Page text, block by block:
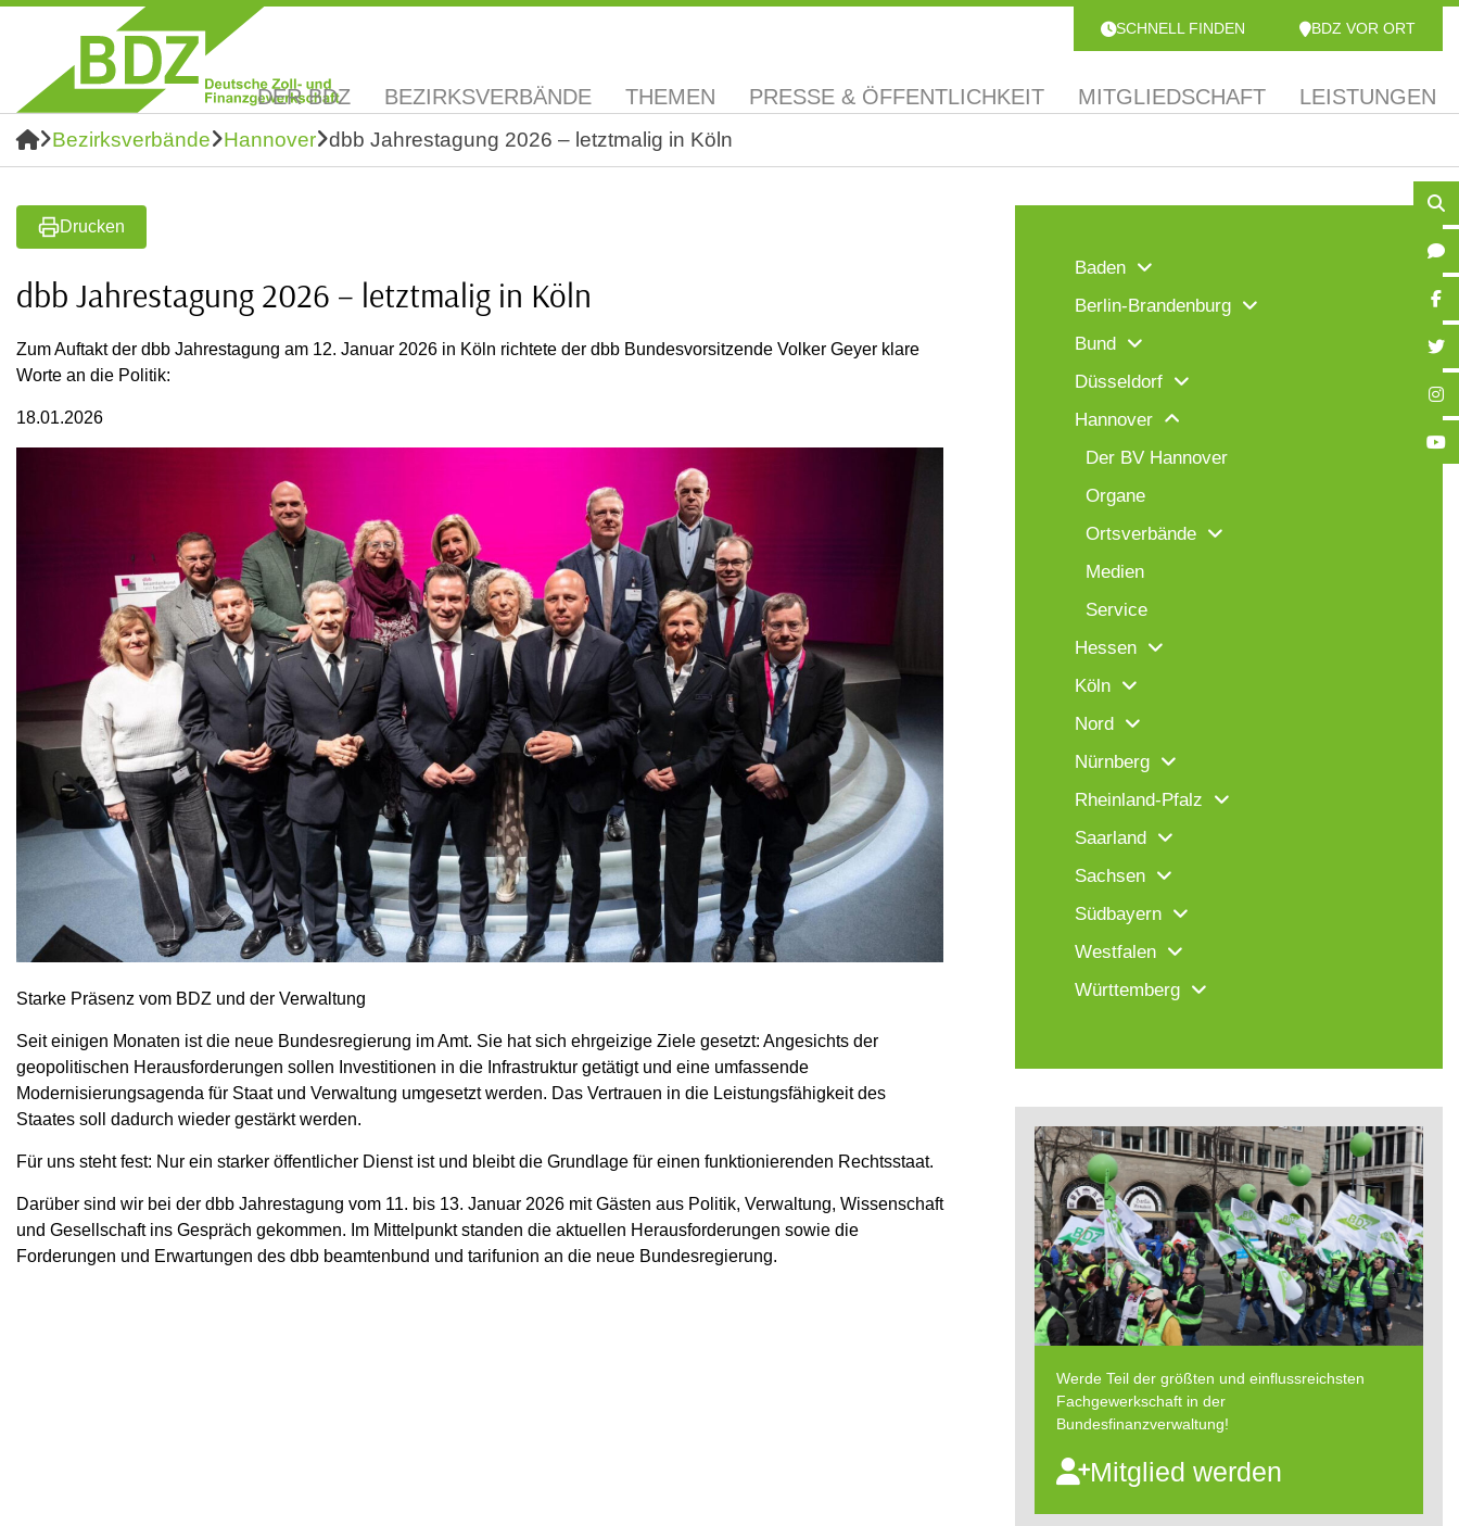
SCHNELL FINDEN BDZ VOR ORT
DER BDZ BEZIRKSVERBÄNDE THEMEN PRESSE & ÖFFENTLICHKEIT MITGLIEDSCHAFT LEISTUNGEN
Bezirksverbände Hannover dbb Jahrestagung 2026 – letztmalig in Köln
Drucken
dbb Jahrestagung 2026 – letztmalig in Köln
Zum Auftakt der dbb Jahrestagung am 12. Januar 2026 in Köln richtete der dbb Bundesvorsitzende Volker Geyer klare
Worte an die Politik:
18.01.2026
Starke Präsenz vom BDZ und der Verwaltung
Seit einigen Monaten ist die neue Bundesregierung im Amt. Sie hat sich ehrgeizige Ziele gesetzt: Angesichts der
geopolitischen Herausforderungen sollen Investitionen in die Infrastruktur getätigt und eine umfassende
Modernisierungsagenda für Staat und Verwaltung umgesetzt werden. Das Vertrauen in die Leistungsfähigkeit des
Staates soll dadurch wieder gestärkt werden.
Für uns steht fest: Nur ein starker öffentlicher Dienst ist und bleibt die Grundlage für einen funktionierenden Rechtsstaat.
Darüber sind wir bei der dbb Jahrestagung vom 11. bis 13. Januar 2026 mit Gästen aus Politik, Verwaltung, Wissenschaft
und Gesellschaft ins Gespräch gekommen. Im Mittelpunkt standen die aktuellen Herausforderungen sowie die
Forderungen und Erwartungen des dbb beamtenbund und tarifunion an die neue Bundesregierung.
Baden
Berlin-Brandenburg
Bund
Düsseldorf
Hannover
Der BV Hannover
Organe
Ortsverbände
Medien
Service
Hessen
Köln
Nord
Nürnberg
Rheinland-Pfalz
Saarland
Sachsen
Südbayern
Westfalen
Württemberg
Werde Teil der größten und einflussreichsten
Fachgewerkschaft in der
Bundesfinanzverwaltung!
Mitglied werden